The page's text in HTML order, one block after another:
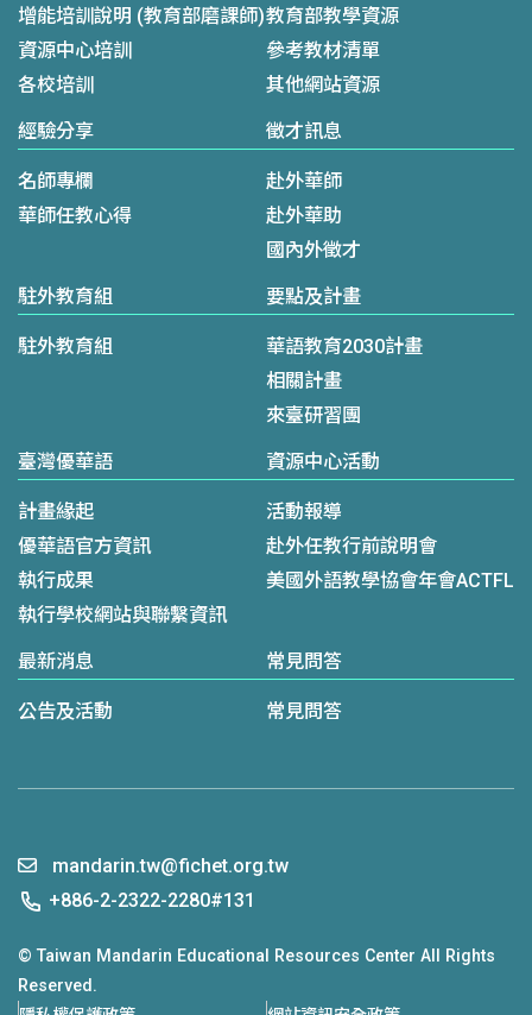
增能培訓說明 (教育部磨課師)
資源中心培訓
各校培訓
教育部教學資源
參考教材清單
其他網站資源
經驗分享
名師專欄
華師任教心得
徵才訊息
赴外華師
赴外華助
國內外徵才
駐外教育組
駐外教育組
要點及計畫
華語教育2030計畫
相關計畫
來臺研習團
臺灣優華語
計畫緣起
優華語官方資訊
執行成果
執行學校網站與聯繫資訊
資源中心活動
活動報導
赴外任教行前說明會
美國外語教學協會年會ACTFL
最新消息
公告及活動
常見問答
常見問答
mandarin.tw@fichet.org.tw
+886-2-2322-2280#131
© Taiwan Mandarin Educational Resources Center All Rights
Reserved.